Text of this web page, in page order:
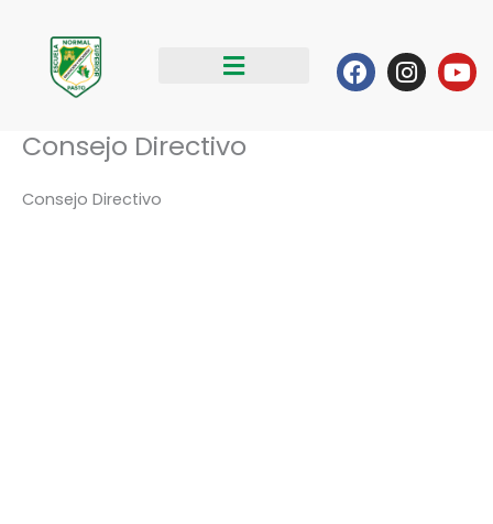
contenido
Facebook
Consejo Directivo
Consejo Directivo